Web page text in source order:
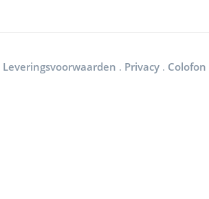
Leveringsvoorwaarden . Privacy. Colofon